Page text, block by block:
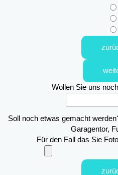
Wollen Sie uns
Soll noch etwas gemacht
Garagentor,
Für den Fall das Sie